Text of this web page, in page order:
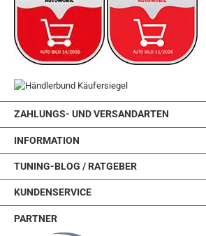
ZAHLUNGS- UND VERSANDARTEN
INFORMATION
TUNING-BLOG / RATGEBER
KUNDENSERVICE
PARTNER